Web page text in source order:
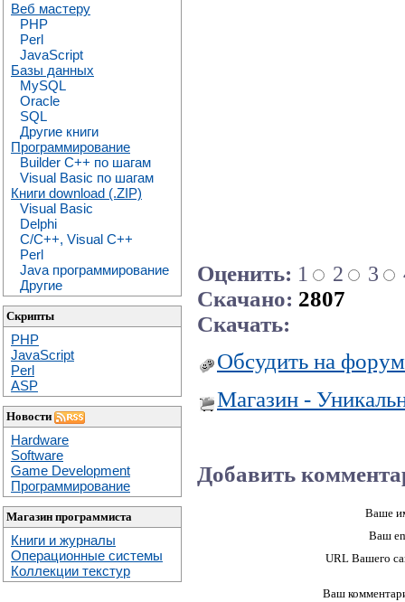
Веб мастеру
PHP
Perl
JavaScript
Базы данных
MySQL
Oracle
SQL
Другие книги
Программирование
Builder C++ по шагам
Visual Basic по шагам
Книги download (.ZIP)
Visual Basic
Delphi
C/C++, Visual C++
Perl
Java программирование
Другие
Скрипты
PHP
JavaScript
Perl
ASP
Новости
Hardware
Software
Game Development
Программирование
Магазин программиста
Книги и журналы
Операционные системы
Коллекции текстур
Оценить: 1 2 3
Скачано: 2807
Скачать:
Обсудить на
Магазин -
Добавить
Ваше
Ваш
URL Вашего
Ваш